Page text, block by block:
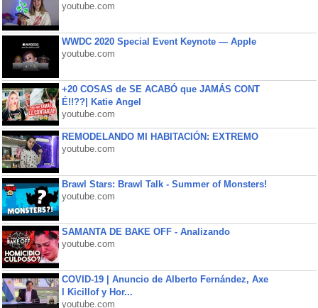
youtube.com
WWDC 2020 Special Event Keynote — Apple
youtube.com
+20 COSAS de SE ACABÓ que JAMÁS CONT
É!!??| Katie Angel
youtube.com
REMODELANDO MI HABITACIÓN: EXTREMO
youtube.com
Brawl Stars: Brawl Talk - Summer of Monsters!
youtube.com
SAMANTA DE BAKE OFF - Analizando
youtube.com
COVID-19 | Anuncio de Alberto Fernández, Axe
l Kicillof y Hor...
youtube.com